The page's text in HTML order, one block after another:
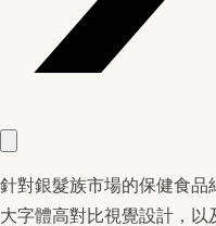
針對銀髮族市場的保健食品
大字體高對比視覺設計，